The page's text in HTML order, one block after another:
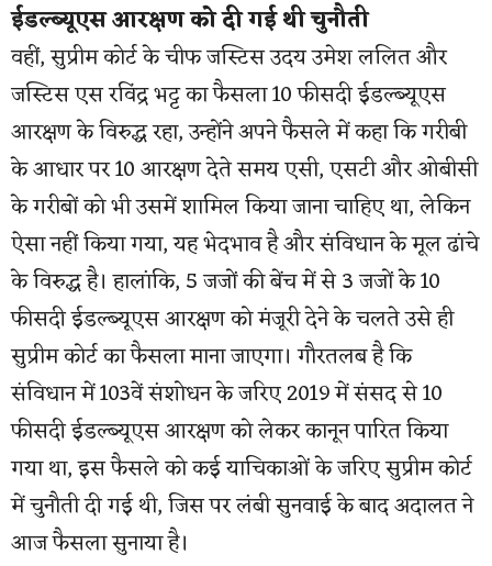
ईडल्ब्यूएस आरक्षण को दी गई थी चुनौती
वहीं, सुप्रीम कोर्ट के चीफ जस्टिस उदय उमेश ललित और
जस्टिस एस रविंद्र भट्ट का फैसला 10 फीसदी ईडल्ब्यूएस
आरक्षण के विरुद्ध रहा, उन्होंने अपने फैसले में कहा कि गरीबी
के आधार पर 10 आरक्षण देते समय एसी, एसटी और ओबीसी
के गरीबों को भी उसमें शामिल किया जाना चाहिए था, लेकिन
ऐसा नहीं किया गया, यह भेदभाव है और संविधान के मूल ढांचे
के विरुद्ध है। हालांकि, 5 जजों की बेंच में से 3 जजों के 10
फीसदी ईडल्ब्यूएस आरक्षण को मंजूरी देने के चलते उसे ही
सुप्रीम कोर्ट का फैसला माना जाएगा। गौरतलब है कि
संविधान में 103वें संशोधन के जरिए 2019 में संसद से 10
फीसदी ईडल्ब्यूएस आरक्षण को लेकर कानून पारित किया
गया था, इस फैसले को कई याचिकाओं के जरिए सुप्रीम कोर्ट
में चुनौती दी गई थी, जिस पर लंबी सुनवाई के बाद अदालत ने
आज फैसला सुनाया है।